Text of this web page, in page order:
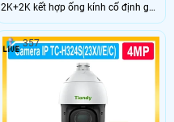
2K+2K kết hợp ống kính cố định góc
rộng và ống kính xoay/nghiêng
giám sát hai khu vực hỗ trợ theo dõi
kép động 360° Công nghệ nhận diện
AI thông minh. Kết nối LAN/Wi-Fi,
tuần tra khu vực, chuẩn kháng nước
và bụi IP66 .
357